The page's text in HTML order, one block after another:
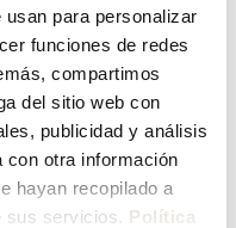
para personalizar
funciones de redes
compartimos
del sitio web con
publicidad y análisis
con otra información
hayan recopilado a
sus servicios. Política